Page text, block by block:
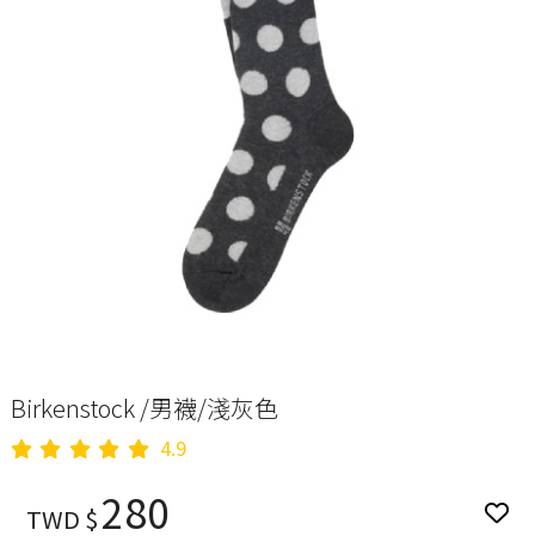
Birkenstock /男襪/淺灰色
4.9
TWD $280